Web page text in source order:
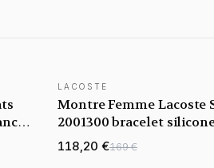
LACOSTE
Montre Femme Lacoste
2001300 bracelet
cadran multifonctions
118,20 €169 €